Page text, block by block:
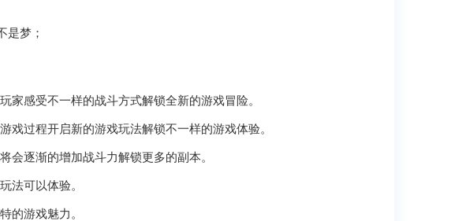
是梦；
家感受不一样的战斗方式解锁全新的游戏冒险。
戏过程开启新的游戏玩法解锁不一样的游戏体验。
会逐渐的增加战斗力解锁更多的副本。
法可以体验。
的游戏魅力。